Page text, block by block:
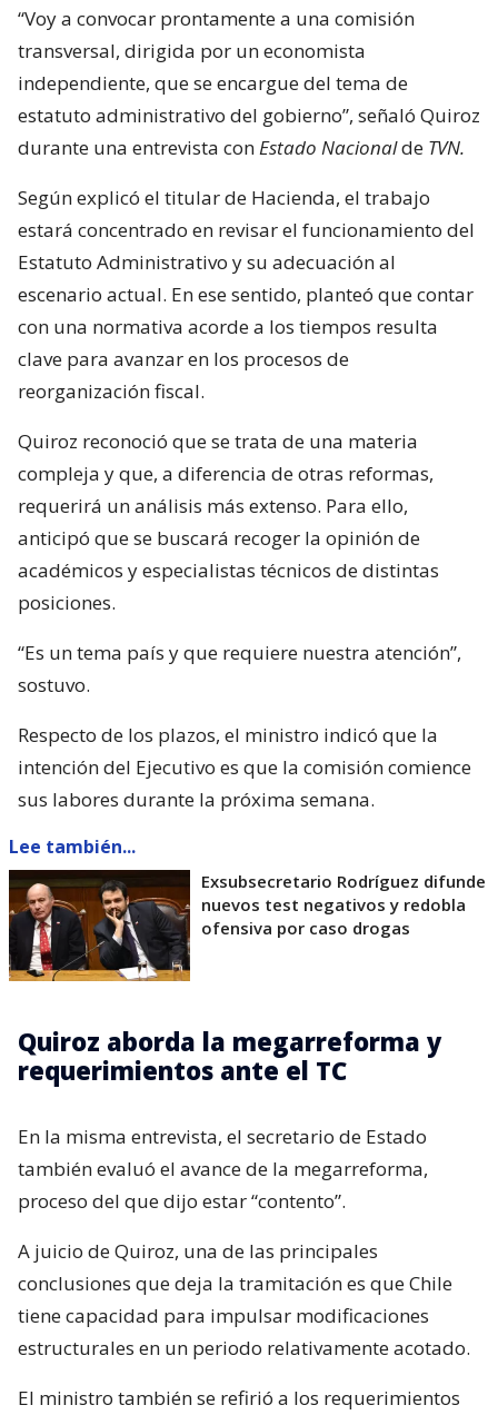
“Voy a convocar prontamente a una comisión
transversal, dirigida por un economista
independiente, que se encargue del tema de
estatuto administrativo del gobierno”, señaló Quiroz
durante una entrevista conEstado Nacionalde TVN.
Según explicó el titular de Hacienda, el trabajo
estará concentrado en revisar el funcionamiento del
Estatuto Administrativo y su adecuación al
escenario actual. En ese sentido, planteó que contar
con una normativa acorde a los tiempos resulta
clave para avanzar en los procesos de
reorganización fiscal.
Quiroz reconoció que se trata de una materia
compleja y que, a diferencia de otras reformas,
requerirá un análisis más extenso. Para ello,
anticipó que se buscará recoger la opinión de
académicos y especialistas técnicos de distintas
posiciones.
“Es un tema país y que requiere nuestra atención”,
sostuvo.
Respecto de los plazos, el ministro indicó que la
intención del Ejecutivo es que la comisión comience
sus labores durante la próxima semana.
Lee también...
Exsubsecretario Rodríguez difunde
nuevos test negativos y redobla
ofensiva por caso drogas
Quiroz aborda la megarreforma y
requerimientos ante el TC
En la misma entrevista, el secretario de Estado
también evaluó el avance de la megarreforma,
proceso del que dijo estar “contento”.
A juicio de Quiroz, una de las principales
conclusiones que deja la tramitación es que Chile
tiene capacidad para impulsar modificaciones
estructurales en un periodo relativamente acotado.
El ministro también se refirió a los requerimientos